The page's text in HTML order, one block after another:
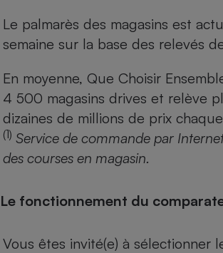
Le palmarès des magasins est
semaine sur la base des relevés
En moyenne, Que Choisir
4 500 magasins drives et relève
dizaines de millions de prix
(1) Service de commande par
des courses en magasin.
Le fonctionnement du
Vous êtes invité(e) à sélectionner